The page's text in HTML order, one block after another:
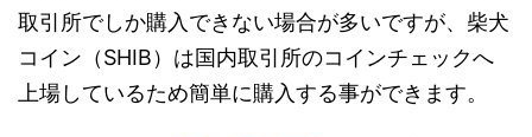
取引所でしか購入できない場合が多いですが、柴犬
コイン（SHIB）は国内取引所のコインチェックへ
上場しているため簡単に購入する事ができます。